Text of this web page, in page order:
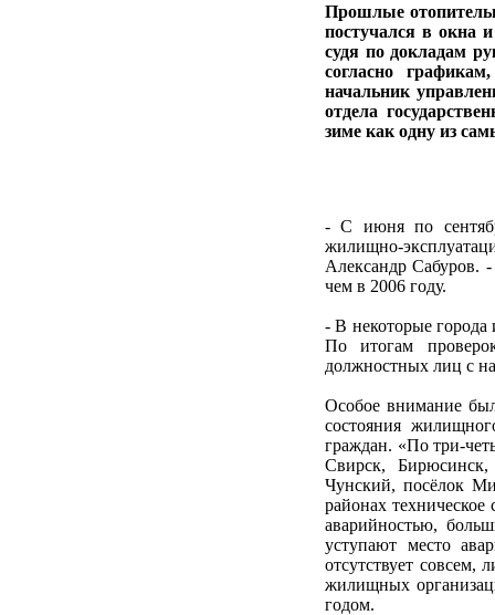
Прошлые
постучался в окна
судя по докладам
согласно
начальник
отдела
зиме как одну из
- С июня по
жилищно-
Александр Сабуров.
чем в 2006 году.
- В некоторые города
По итогам
должностных лиц с
Особое внимание
состояния
граждан. «По три-
Свирск,
Чунский, посёлок
районах
аварийностью,
уступают место
отсутствует совсем,
жилищных
годом.